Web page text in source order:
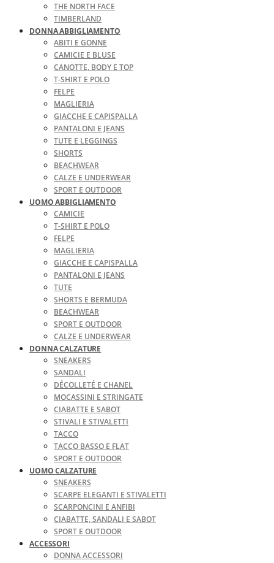
THE NORTH FACE
TIMBERLAND
DONNA ABBIGLIAMENTO
ABITI E GONNE
CAMICIE E BLUSE
CANOTTE, BODY E TOP
T-SHIRT E POLO
FELPE
MAGLIERIA
GIACCHE E CAPISPALLA
PANTALONI E JEANS
TUTE E LEGGINGS
SHORTS
BEACHWEAR
CALZE E UNDERWEAR
SPORT E OUTDOOR
UOMO ABBIGLIAMENTO
CAMICIE
T-SHIRT E POLO
FELPE
MAGLIERIA
GIACCHE E CAPISPALLA
PANTALONI E JEANS
TUTE
SHORTS E BERMUDA
BEACHWEAR
SPORT E OUTDOOR
CALZE E UNDERWEAR
DONNA CALZATURE
SNEAKERS
SANDALI
DÉCOLLETÉ E CHANEL
MOCASSINI E STRINGATE
CIABATTE E SABOT
STIVALI E STIVALETTI
TACCO
TACCO BASSO E FLAT
SPORT E OUTDOOR
UOMO CALZATURE
SNEAKERS
SCARPE ELEGANTI E STIVALETTI
SCARPONCINI E ANFIBI
CIABATTE, SANDALI E SABOT
SPORT E OUTDOOR
ACCESSORI
DONNA ACCESSORI